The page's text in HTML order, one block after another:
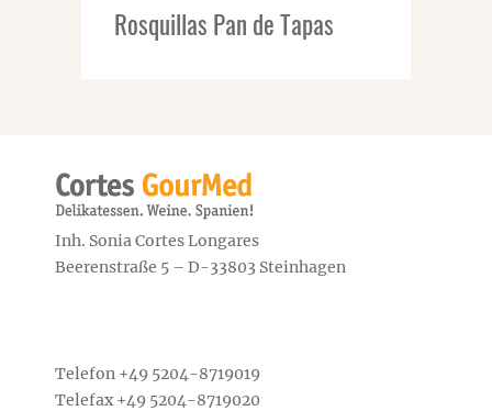
Rosquillas Pan de Tapas
Inh. Sonia Cortes Longares
Beerenstraße 5 – D-33803 Steinhagen
Telefon +49 5204-8719019
Telefax +49 5204-8719020